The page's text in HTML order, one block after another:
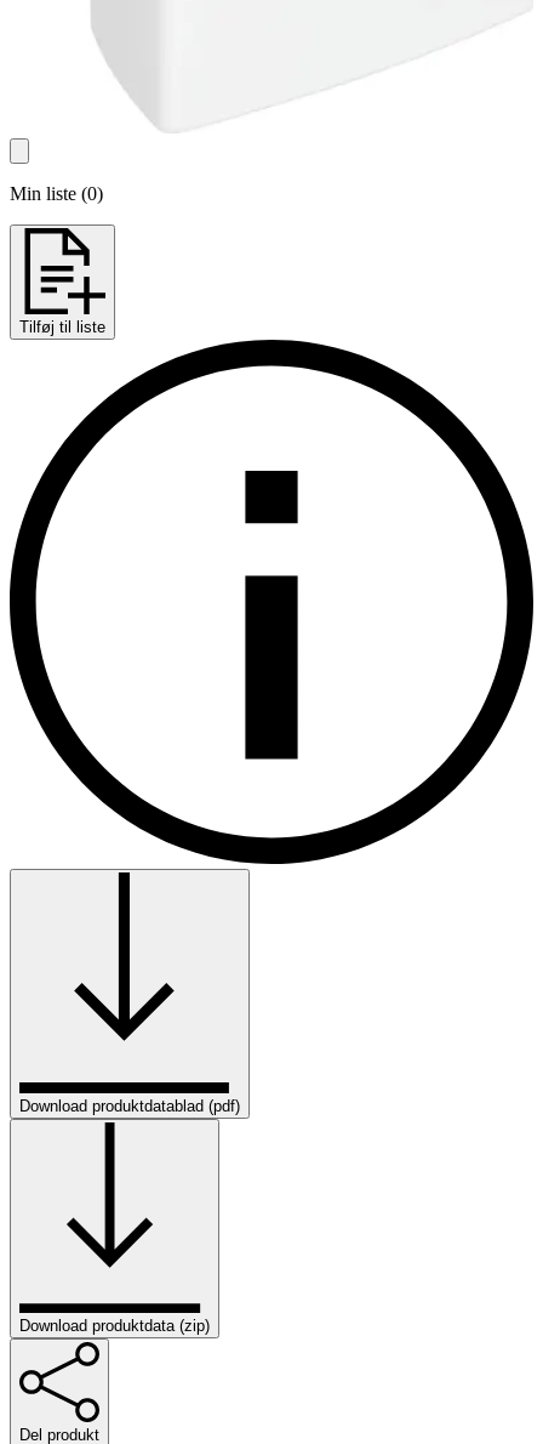
Min liste (0)
Tilføj til liste
Download produktdatablad (pdf)
Download produktdata (zip)
Del produkt